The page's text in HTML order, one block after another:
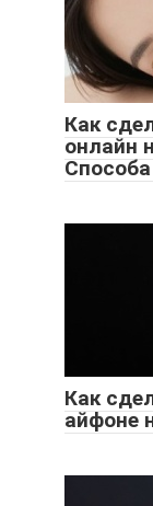
Как
онлайн
Как
айфоне